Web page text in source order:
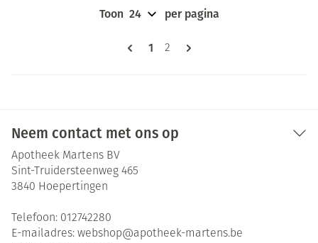
Pagina's
U lees momenteel pagina
1 Pagina
2
Toon per pagina
Neem contact met ons op
Apotheek Martens BV
Sint-Truidersteenweg 465
3840 Hoepertingen
Telefoon: 012742280
E-mailadres: webshop@apotheek-martens.be